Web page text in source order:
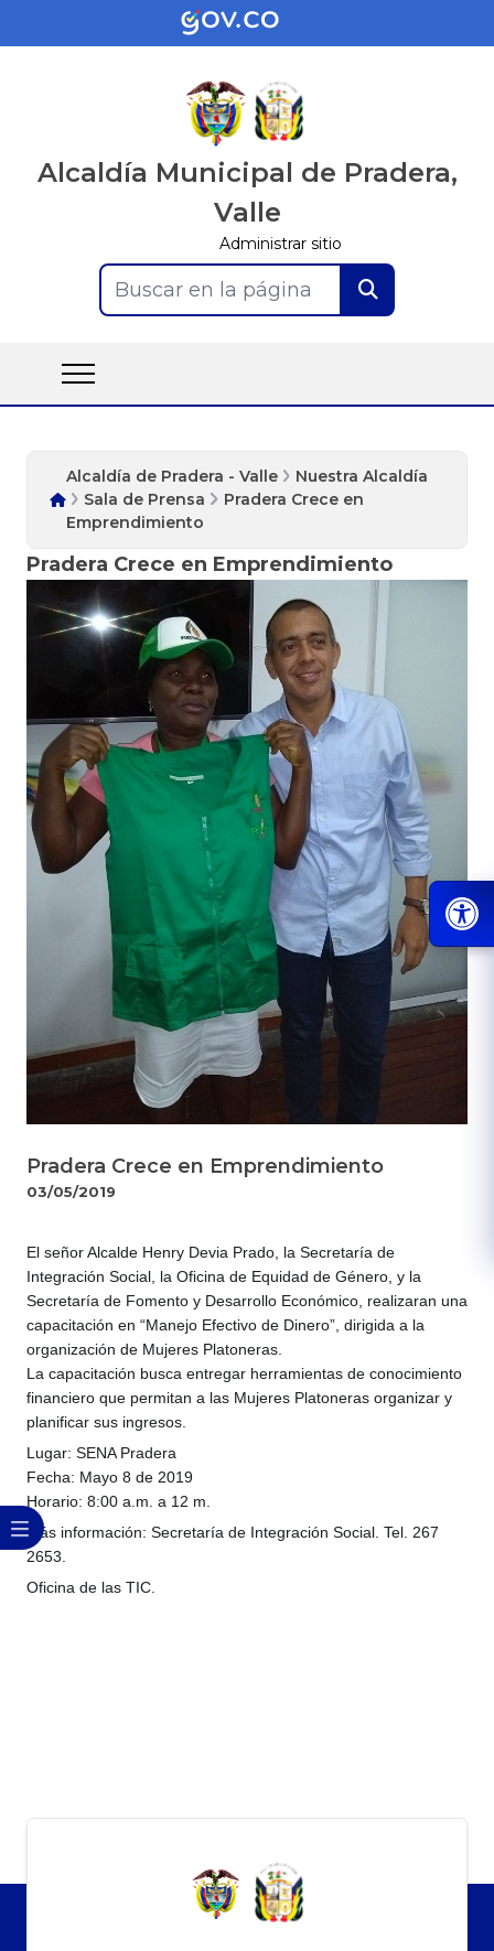
Alcaldía Municipal de Pradera,
Valle
Administrar sitio
Buscar en la página
Alcaldía de Pradera - Valle
Nuestra Alcaldía
Sala de Prensa
Pradera Crece en
Emprendimiento
Pradera Crece en Emprendimiento
Pradera Crece en Emprendimiento
03/05/2019
El señor Alcalde Henry Devia Prado, la Secretaría de
Integración Social, la Oficina de Equidad de Género, y la
Secretaría de Fomento y Desarrollo Económico, realizaran una
capacitación en “Manejo Efectivo de Dinero”, dirigida a la
organización de Mujeres Platoneras.
La capacitación busca entregar herramientas de conocimiento
financiero que permitan a las Mujeres Platoneras organizar y
planificar sus ingresos.
Lugar: SENA Pradera
Fecha: Mayo 8 de 2019
Horario: 8:00 a.m. a 12 m.
Más información: Secretaría de Integración Social. Tel. 267
2653.
Oficina de las TIC.